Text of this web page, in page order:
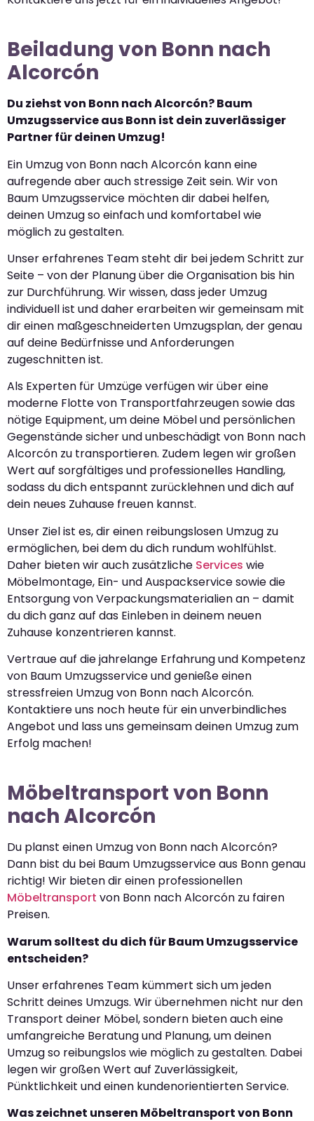
Beiladung von Bonn nach
Alcorcón
Du ziehst von Bonn nach Alcorcón? Baum
Umzugsservice aus Bonn ist dein zuverlässiger
Partner für deinen Umzug!
Ein Umzug von Bonn nach Alcorcón kann eine
aufregende aber auch stressige Zeit sein. Wir von
Baum Umzugsservice möchten dir dabei helfen,
deinen Umzug so einfach und komfortabel wie
möglich zu gestalten.
Unser erfahrenes Team steht dir bei jedem Schritt zur
Seite – von der Planung über die Organisation bis hin
zur Durchführung. Wir wissen, dass jeder Umzug
individuell ist und daher erarbeiten wir gemeinsam mit
dir einen maßgeschneiderten Umzugsplan, der genau
auf deine Bedürfnisse und Anforderungen
zugeschnitten ist.
Als Experten für Umzüge verfügen wir über eine
moderne Flotte von Transportfahrzeugen sowie das
nötige Equipment, um deine Möbel und persönlichen
Gegenstände sicher und unbeschädigt von Bonn nach
Alcorcón zu transportieren. Zudem legen wir großen
Wert auf sorgfältiges und professionelles Handling,
sodass du dich entspannt zurücklehnen und dich auf
dein neues Zuhause freuen kannst.
Unser Ziel ist es, dir einen reibungslosen Umzug zu
ermöglichen, bei dem du dich rundum wohlfühlst.
Daher bieten wir auch zusätzliche Services wie
Möbelmontage, Ein- und Auspackservice sowie die
Entsorgung von Verpackungsmaterialien an – damit
du dich ganz auf das Einleben in deinem neuen
Zuhause konzentrieren kannst.
Vertraue auf die jahrelange Erfahrung und Kompetenz
von Baum Umzugsservice und genieße einen
stressfreien Umzug von Bonn nach Alcorcón.
Kontaktiere uns noch heute für ein unverbindliches
Angebot und lass uns gemeinsam deinen Umzug zum
Erfolg machen!
Möbeltransport von Bonn
nach Alcorcón
Du planst einen Umzug von Bonn nach Alcorcón?
Dann bist du bei Baum Umzugsservice aus Bonn genau
richtig! Wir bieten dir einen professionellen
Möbeltransport von Bonn nach Alcorcón zu fairen
Preisen.
Warum solltest du dich für Baum Umzugsservice
entscheiden?
Unser erfahrenes Team kümmert sich um jeden
Schritt deines Umzugs. Wir übernehmen nicht nur den
Transport deiner Möbel, sondern bieten auch eine
umfangreiche Beratung und Planung, um deinen
Umzug so reibungslos wie möglich zu gestalten. Dabei
legen wir großen Wert auf Zuverlässigkeit,
Pünktlichkeit und einen kundenorientierten Service.
Was zeichnet unseren Möbeltransport von Bonn